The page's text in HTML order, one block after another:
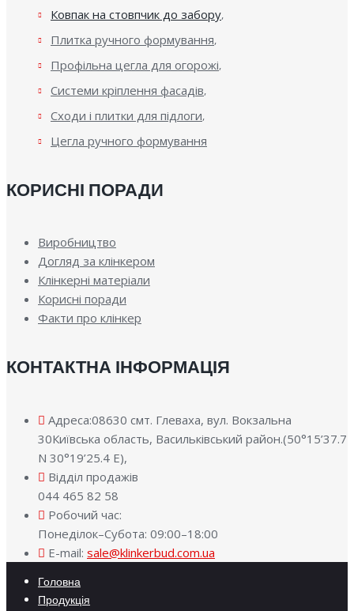
Ковпак на стовпчик до забору
Плитка ручного формування
Профільна цегла для огорожі
Системи кріплення фасадів
Сходи і плитки для підлоги
Цегла ручного формування
КОРИСНІ ПОРАДИ
Виробництво
Догляд за клінкером
Клінкерні матеріали
Корисні поради
Факти про клінкер
КОНТАКТНА ІНФОРМАЦІЯ
Адреса:08630 смт. Глеваха, вул. Вокзальна
30Київська область, Васильківський район.(50°15’37.7
N 30°19’25.4 E),
Відділ продажів
044 465 82 58
Робочий час:
Понеділок–Субота: 09:00–18:00
E-mail: sale@klinkerbud.com.ua
Головна
Продукція